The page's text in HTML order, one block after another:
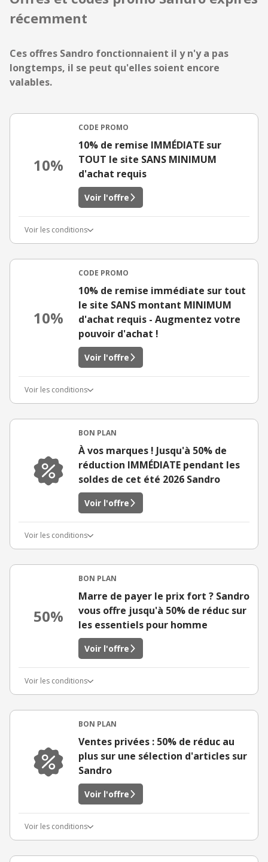
récemment
Ces offres Sandro fonctionnaient il y n'y a pas
longtemps, il se peut qu'elles soient encore
valables.
10%
CODE PROMO
10% de remise IMMÉDIATE sur
TOUT le site SANS MINIMUM
d'achat requis
Voir l'offre
Voir les conditions
10%
CODE PROMO
10% de remise immédiate sur tout
le site SANS montant MINIMUM
d'achat requis - Augmentez votre
pouvoir d'achat !
Voir l'offre
Voir les conditions
BON PLAN
À vos marques ! Jusqu'à 50% de
réduction IMMÉDIATE pendant les
soldes de cet été 2026 Sandro
Voir l'offre
Voir les conditions
50%
BON PLAN
Marre de payer le prix fort ? Sandro
vous offre jusqu'à 50% de réduc sur
les essentiels pour homme
Voir l'offre
Voir les conditions
BON PLAN
Ventes privées : 50% de réduc au
plus sur une sélection d'articles sur
Sandro
Voir l'offre
Voir les conditions